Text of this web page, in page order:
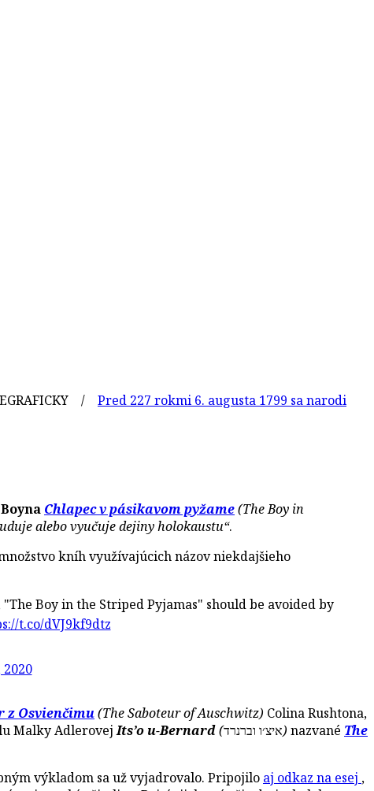
/Pred 227 rokmi 6. augusta 1799 sa narodil
Chlapec v pásikavom pyžame(The Boy in
alebo vyučuje dejiny holokaustu“.
kníh využívajúcich názov niekdajšieho
Boy in the Striped Pyjamas" should be avoided by
t.co/dVJ9kf9dtz
z Osvienčimu(The Saboteur of Auschwitz) Colina Rushtona,
Malky AdlerovejIts’o u-Bernard(איצ׳ו וברנרד) nazvané The
výkladom sa už vyjadrovalo. Pripojilo aj odkaz na esej ,